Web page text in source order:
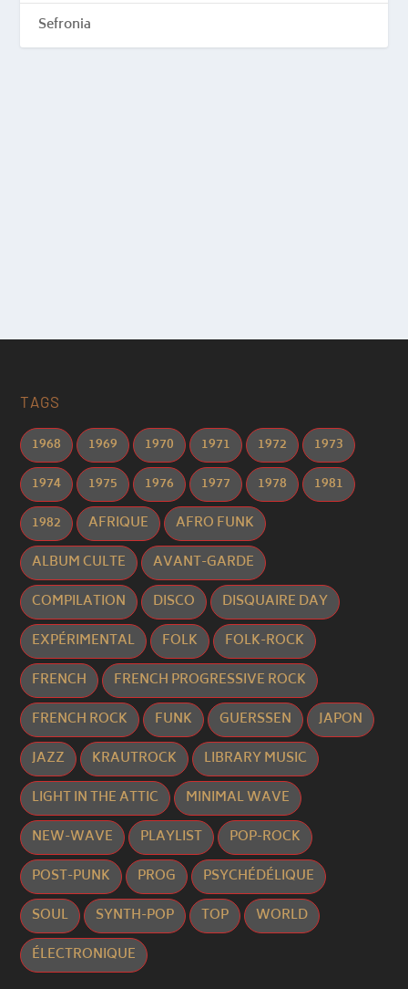
Sefronia
TAGS
1968 1969 1970 1971 1972
1973
1974
1975 1976 1977 1978
1981
1982
AFRIQUE
AFRO FUNK
ALBUM CULTE
AVANT-GARDE
COMPILATION
DISCO
DISQUAIRE DAY
EXPÉRIMENTAL
FOLK
FOLK-ROCK
FRENCH
FRENCH PROGRESSIVE ROCK
FRENCH ROCK
FUNK GUERSSEN
JAPON
JAZZ
KRAUTROCK
LIBRARY MUSIC
LIGHT IN THE ATTIC
MINIMAL WAVE
NEW-WAVE
PLAYLIST
POP-ROCK
POST-PUNK
PROG
PSYCHÉDÉLIQUE
SOUL
SYNTH-POP TOP
WORLD
ÉLECTRONIQUE